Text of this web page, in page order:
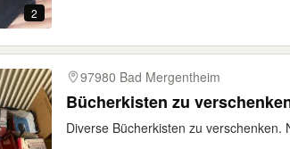
2
97980 Bad Mergentheim
Bücherkisten zu
Diverse Bücherkisten zu verschenken.